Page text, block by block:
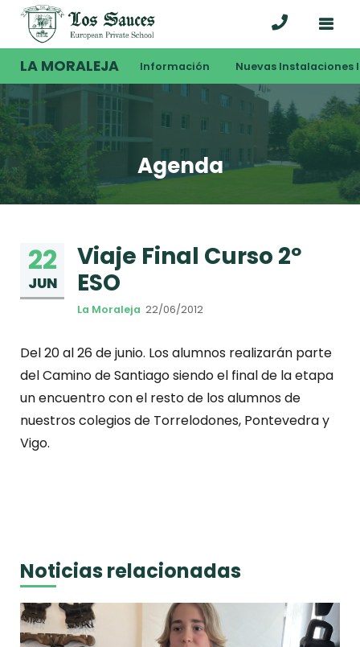
LA MORALEJA Información Nuevas Instalaciones
Agenda
22
JUN
Viaje Final Curso 2º
ESO
La Moraleja 22/06/2012
Del 20 al 26 de junio. Los alumnos realizarán parte
del Camino de Santiago siendo el final de la etapa
un encuentro con el resto de los alumnos de
nuestros colegios de Torrelodones, Pontevedra y
Vigo.
Noticias relacionadas